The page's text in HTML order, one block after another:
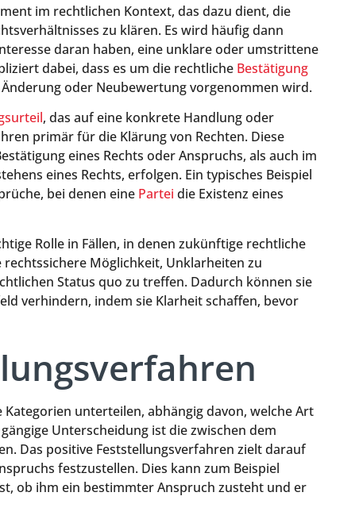
im rechtlichen Kontext, das dazu dient, die
zu klären. Es wird häufig dann
daran haben, eine unklare oder umstrittene
dabei, dass es um die rechtliche Bestätigung
oder Neubewertung vorgenommen wird.
, das auf eine konkrete Handlung oder
primär für die Klärung von Rechten. Diese
eines Rechts oder Anspruchs, als auch im
eines Rechts, erfolgen. Ein typisches Beispiel
bei denen eine Partei die Existenz eines
Rolle in Fällen, in denen zukünftige rechtliche
Möglichkeit, Unklarheiten zu
Status quo zu treffen. Dadurch können sie
verhindern, indem sie Klarheit schaffen, bevor
unterteilen, abhängig davon, welche Art
Unterscheidung ist die zwischen dem
Das positive Feststellungsverfahren zielt darauf
festzustellen. Dies kann zum Beispiel
ob ihm ein bestimmter Anspruch zusteht und er